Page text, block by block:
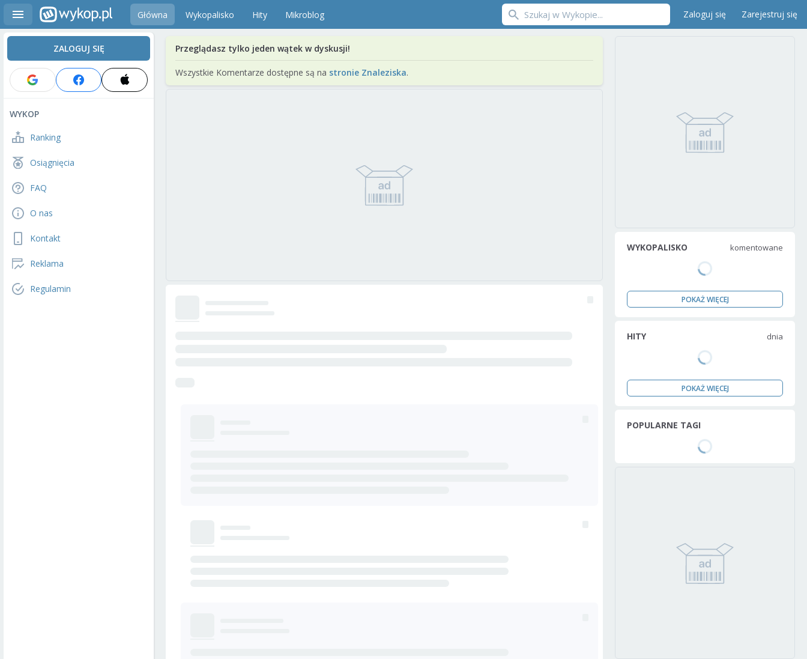
Główna Wykopalisko Hity Mikroblog Zaloguj się Zarejestruj się
ZALOGUJ SIĘ
WYKOP
Ranking
Osiągnięcia
FAQ
O nas
Kontakt
Reklama
Regulamin
Przeglądasz tylko jeden wątek w dyskusji!
Wszystkie Komentarze dostępne są na stronie Znaleziska.
WYKOPALISKO komentowane
POKAŻ WIĘCEJ
HITY dnia
POKAŻ WIĘCEJ
POPULARNE TAGI